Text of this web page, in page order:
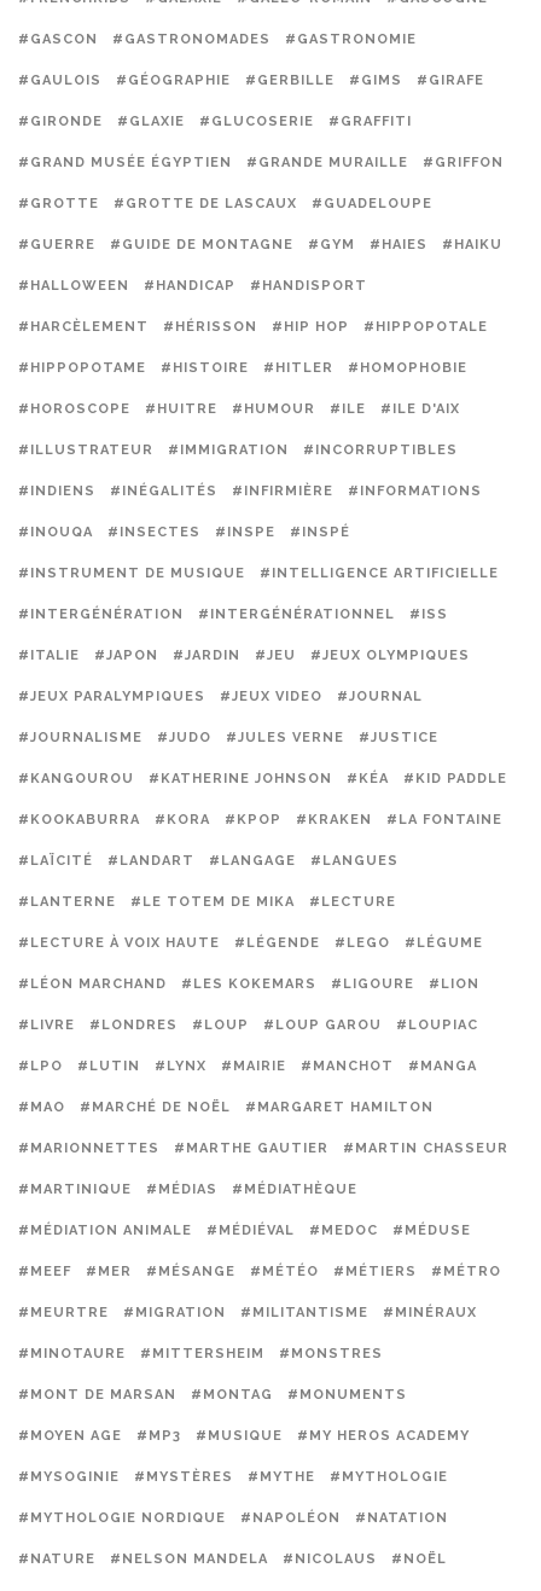
#GASCON #GASTRONOMADES #GASTRONOMIE
#GAULOIS #GÉOGRAPHIE #GERBILLE #GIMS #GIRAFE
#GIRONDE #GLAXIE #GLUCOSERIE #GRAFFITI
#GRAND MUSÉE ÉGYPTIEN #GRANDE MURAILLE #GRIFFON
#GROTTE #GROTTE DE LASCAUX #GUADELOUPE
#GUERRE #GUIDE DE MONTAGNE #GYM #HAIES #HAIKU
#HALLOWEEN #HANDICAP #HANDISPORT
#HARCÈLEMENT #HÉRISSON #HIP HOP #HIPPOPOTALE
#HIPPOPOTAME #HISTOIRE #HITLER #HOMOPHOBIE
#HOROSCOPE #HUITRE #HUMOUR #ILE #ILE D'AIX
#ILLUSTRATEUR #IMMIGRATION #INCORRUPTIBLES
#INDIENS #INÉGALITÉS #INFIRMIÈRE #INFORMATIONS
#INOUQA #INSECTES #INSPE #INSPÉ
#INSTRUMENT DE MUSIQUE #INTELLIGENCE ARTIFICIELLE
#INTERGÉNÉRATION #INTERGÉNÉRATIONNEL #ISS
#ITALIE #JAPON #JARDIN #JEU #JEUX OLYMPIQUES
#JEUX PARALYMPIQUES #JEUX VIDEO #JOURNAL
#JOURNALISME #JUDO #JULES VERNE #JUSTICE
#KANGOUROU #KATHERINE JOHNSON #KÉA #KID PADDLE
#KOOKABURRA #KORA #KPOP #KRAKEN #LA FONTAINE
#LAÏCITÉ #LANDART #LANGAGE #LANGUES
#LANTERNE #LE TOTEM DE MIKA #LECTURE
#LECTURE À VOIX HAUTE #LÉGENDE #LEGO #LÉGUME
#LÉON MARCHAND #LES KOKEMARS #LIGOURE #LION
#LIVRE #LONDRES #LOUP #LOUP GAROU #LOUPIAC
#LPO #LUTIN #LYNX #MAIRIE #MANCHOT #MANGA
#MAO #MARCHÉ DE NOËL #MARGARET HAMILTON
#MARIONNETTES #MARTHE GAUTIER #MARTIN CHASSEUR
#MARTINIQUE #MÉDIAS #MÉDIATHÈQUE
#MÉDIATION ANIMALE #MÉDIÉVAL #MEDOC #MÉDUSE
#MEEF #MER #MÉSANGE #MÉTÉO #MÉTIERS #MÉTRO
#MEURTRE #MIGRATION #MILITANTISME #MINÉRAUX
#MINOTAURE #MITTERSHEIM #MONSTRES
#MONT DE MARSAN #MONTAG #MONUMENTS
#MOYEN AGE #MP3 #MUSIQUE #MY HEROS ACADEMY
#MYSOGINIE #MYSTÈRES #MYTHE #MYTHOLOGIE
#MYTHOLOGIE NORDIQUE #NAPOLÉON #NATATION
#NATURE #NELSON MANDELA #NICOLAUS #NOËL